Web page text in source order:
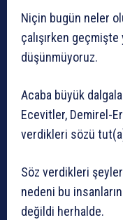
Niçin bugün neler
çalışırken
düşünmüyoruz.
Acaba büyük
Ecevitler, Demirel-
verdikleri sözü
Söz verdikleri şeyleri
nedeni bu
değildi herhalde.